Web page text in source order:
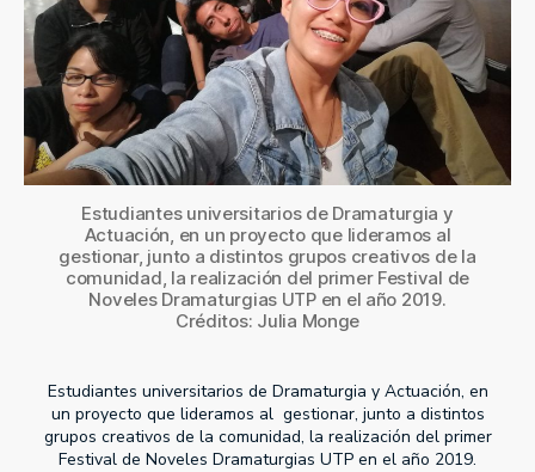
Estudiantes universitarios de Dramaturgia y
Actuación, en un proyecto que lideramos al
gestionar, junto a distintos grupos creativos de la
comunidad, la realización del primer Festival de
Noveles Dramaturgias UTP en el año 2019.
Créditos: Julia Monge
Estudiantes universitarios de Dramaturgia y Actuación, en
un proyecto que lideramos al gestionar, junto a distintos
grupos creativos de la comunidad, la realización del primer
Festival de Noveles Dramaturgias UTP en el año 2019.